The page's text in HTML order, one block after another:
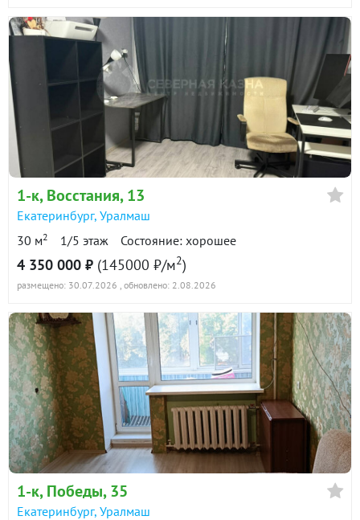
1-к, Восстания, 13
Екатеринбург, Уралмаш
30 м2 1/5 этаж Состояние: хорошее
4 350 000 ₽ (145000 ₽/м2)
размещено: 30.07.2026 , обновлено: 2.08.2026
1-к, Победы, 35
Екатеринбург, Уралмаш